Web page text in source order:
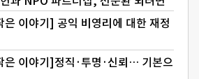
은 이야기] 공익 비영리에 대한 재정
은 이야기]정직·투명·신뢰… 기본으